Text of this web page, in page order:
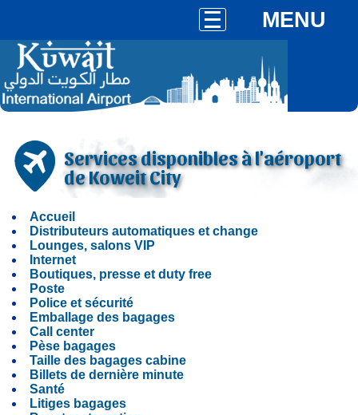
MENU
Services disponibles à l'aéroport
de Koweit City
Accueil
Distributeurs automatiques et change
Lounges, salons VIP
Internet
Boutiques, presse et duty free
Poste
Police et sécurité
Emballage des bagages
Call center
Pèse bagages
Taille des bagages cabine
Billets de dernière minute
Santé
Litiges bagages